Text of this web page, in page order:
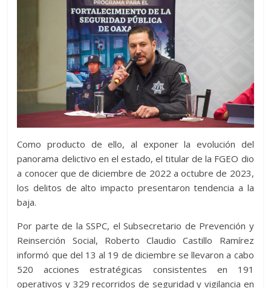
Como producto de ello, al exponer la evolución del
panorama delictivo en el estado, el titular de la FGEO dio
a conocer que de diciembre de 2022 a octubre de 2023,
los delitos de alto impacto presentaron tendencia a la
baja.
Por parte de la SSPC, el Subsecretario de Prevención y
Reinserción Social, Roberto Claudio Castillo Ramírez
informó que del 13 al 19 de diciembre se llevaron a cabo
520 acciones estratégicas consistentes en 191
operativos y 329 recorridos de seguridad y vigilancia en